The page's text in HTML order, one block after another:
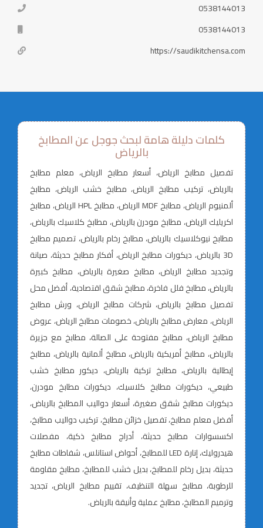
0538144013
0538144013
https://saudikitchensa.com
كلمات دليلة هامة لبحث جوجل عن المطابخ
بالرياض
تفصيل مطابخ الرياض، أسعار مطابخ الرياض، معلم مطابخ
بالرياض، تركيب مطابخ الرياض، مطابخ خشب الرياض، مطابخ
ألمنيوم الرياض، مطابخ MDF الرياض، مطابخ HPL الرياض، مطابخ
اكريليك الرياض، مطابخ مودرن بالرياض، مطابخ كلاسيك بالرياض،
مطابخ نيوكلاسيك بالرياض، مطابخ رخام بالرياض، تصميم مطابخ
3D بالرياض، ديكورات مطابخ الرياض، أفكار مطابخ حديثة، صيانة
وتجديد مطابخ الرياض، مطابخ صغيرة بالرياض، مطابخ كبيرة
بالرياض، مطابخ فلل فاخرة، مطابخ شقق اقتصادية، أفضل محل
تفصيل مطابخ بالرياض، شركات مطابخ الرياض، ورش مطابخ
الرياض، معارض مطابخ بالرياض، خصومات مطابخ الرياض، عروض
مطابخ الرياض، مطابخ مفتوحة على الصالة، مطابخ مع جزيرة
بالرياض، مطابخ أمريكية بالرياض، مطابخ ألمانية بالرياض، مطابخ
إيطالية بالرياض، مطابخ تركية بالرياض، ديكور مطابخ خشب
طبيعي، ديكورات مطابخ كلاسيك، ديكورات مطابخ مودرن،
ديكورات مطابخ شقق صغيرة، أسعار دواليب المطابخ بالرياض،
أفضل معلم مطابخ، تفصيل خزائن مطابخ، تركيب دواليب مطابخ،
اكسسوارات مطابخ حديثة، أدراج مطابخ ذكية، مفصلات
هيدروليك، إنارة LED للمطابخ، أحواض استانلس، شفاطات مطابخ
حديثة، بديل رخام للمطابخ، بديل خشب للمطابخ، مطابخ مقاومة
للرطوبة، مطابخ سهلة التنظيف، تقييم مطابخ الرياض، تجديد
وترميم المطابخ، مطابخ عملية وأنيقة بالرياض.